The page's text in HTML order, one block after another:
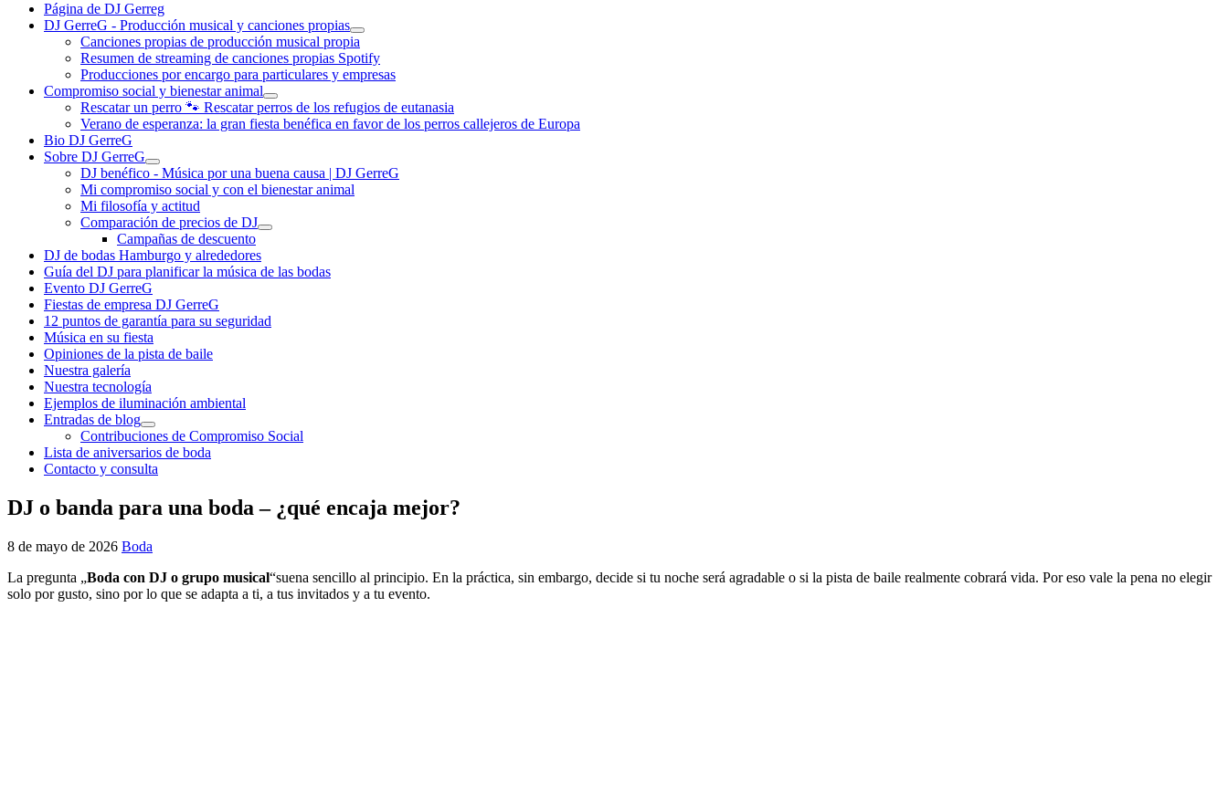
Página de DJ Gerreg
DJ GerreG - Producción musical y canciones propias
Canciones propias de producción musical propia
Resumen de streaming de canciones propias Spotify
Producciones por encargo para particulares y empresas
Compromiso social y bienestar animal
Rescatar un perro 🐾 Rescatar perros de los refugios de eutanasia
Verano de esperanza: la gran fiesta benéfica en favor de los perros callejeros de Europa
Bio DJ GerreG
Sobre DJ GerreG
DJ benéfico - Música por una buena causa | DJ GerreG
Mi compromiso social y con el bienestar animal
Mi filosofía y actitud
Comparación de precios de DJ
Campañas de descuento
DJ de bodas Hamburgo y alrededores
Guía del DJ para planificar la música de las bodas
Evento DJ GerreG
Fiestas de empresa DJ GerreG
12 puntos de garantía para su seguridad
Música en su fiesta
Opiniones de la pista de baile
Nuestra galería
Nuestra tecnología
Ejemplos de iluminación ambiental
Entradas de blog
Contribuciones de Compromiso Social
Lista de aniversarios de boda
Contacto y consulta
DJ o banda para una boda – ¿qué encaja mejor?
8 de mayo de 2026 Boda
La pregunta „Boda con DJ o grupo musical“suena sencillo al principio. En la práctica, sin embargo, decide si tu noche será agradable o si la pista de baile realmente cobrará vida. Por eso vale la pena no elegir
solo por gusto, sino por lo que se adapta a ti, a tus invitados y a tu evento.